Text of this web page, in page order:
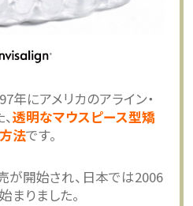
年にアメリカのアライン・
透明なマウスピース型矯
法です。
が開始され、日本では2006
りました。